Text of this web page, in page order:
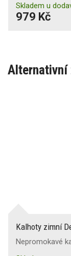
Skladem u
979 Kč
Alternativní
Kalhoty zimní
Nepromokavé